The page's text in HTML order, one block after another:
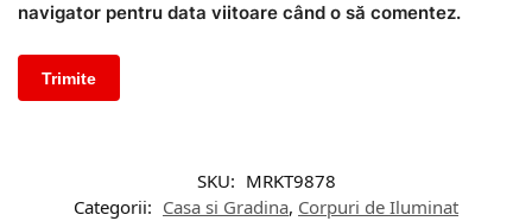
navigator pentru data viitoare când o să comentez.
SKU: MRKT9878
Categorii: Casa si Gradina, Corpuri de Iluminat